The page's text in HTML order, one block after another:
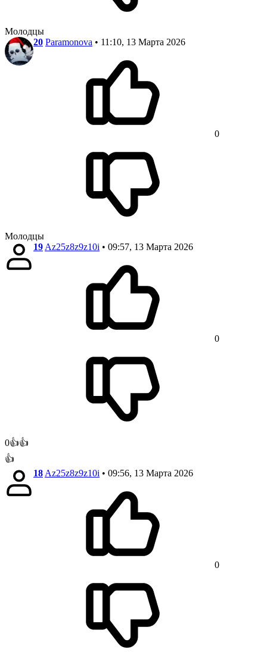
Молодцы
20 Paramonova • 11:10, 13 Марта 2026
0
Молодцы
19 Az25z8z9z10i • 09:57, 13 Марта 2026
0
0👍👍
👍
18 Az25z8z9z10i • 09:56, 13 Марта 2026
0